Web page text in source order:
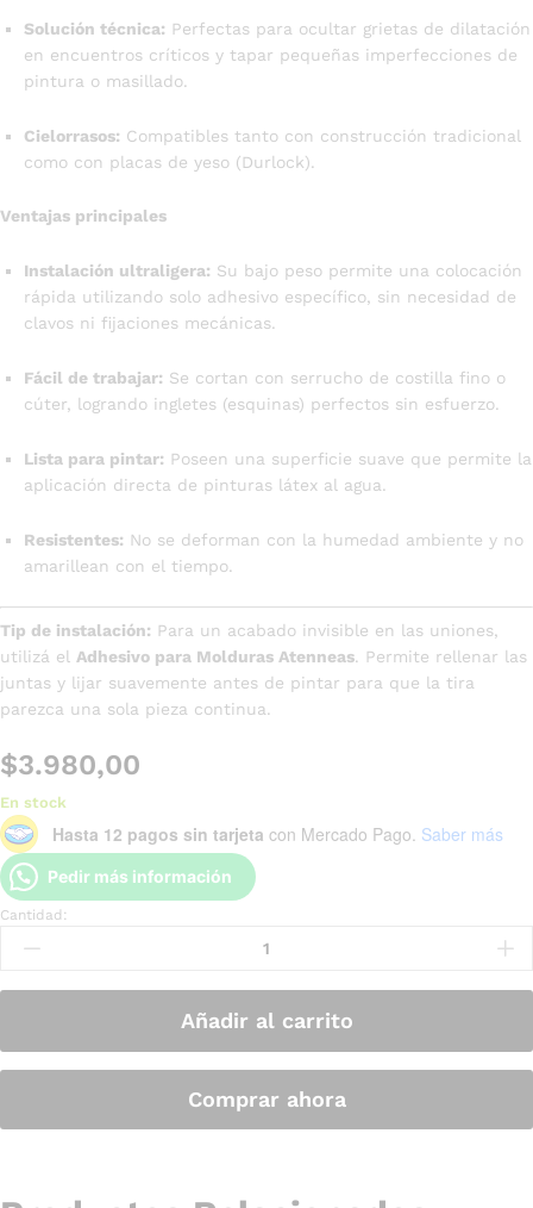
Solución técnica: Perfectas para ocultar grietas de dilatación
en encuentros críticos y tapar pequeñas imperfecciones de
pintura o masillado.
Cielorrasos: Compatibles tanto con construcción tradicional
como con placas de yeso (Durlock).
Ventajas principales
Instalación ultraligera: Su bajo peso permite una colocación
rápida utilizando solo adhesivo específico, sin necesidad de
clavos ni fijaciones mecánicas.
Fácil de trabajar: Se cortan con serrucho de costilla fino o
cúter, logrando ingletes (esquinas) perfectos sin esfuerzo.
Lista para pintar: Poseen una superficie suave que permite la
aplicación directa de pinturas látex al agua.
Resistentes: No se deforman con la humedad ambiente y no
amarillean con el tiempo.
Tip de instalación: Para un acabado invisible en las uniones,
utilizá el Adhesivo para Molduras Atenneas. Permite rellenar las
juntas y lijar suavemente antes de pintar para que la tira
parezca una sola pieza continua.
$3.980,00
En stock
Hasta 12 pagos sin tarjeta con Mercado Pago. Saber más
Pedir más información
Cantidad:
Añadir al carrito
Comprar ahora